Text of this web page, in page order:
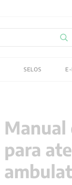
SELOS
Manual
para